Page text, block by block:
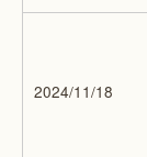
2024/11/18